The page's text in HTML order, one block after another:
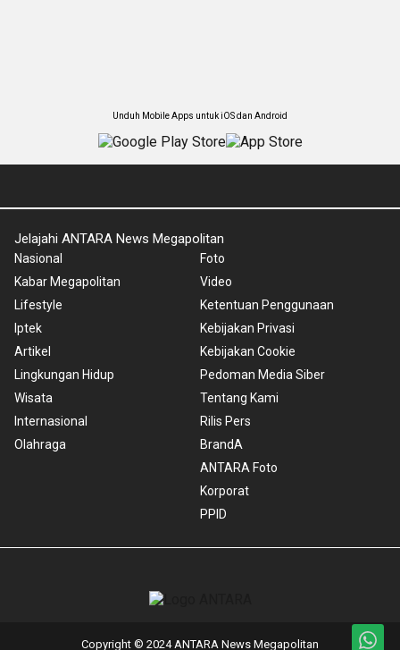
Unduh Mobile Apps untuk iOS dan Android
Jelajahi ANTARA News Megapolitan
Nasional
Kabar Megapolitan
Lifestyle
Iptek
Artikel
Lingkungan Hidup
Wisata
Internasional
Olahraga
Foto
Video
Ketentuan Penggunaan
Kebijakan Privasi
Kebijakan Cookie
Pedoman Media Siber
Tentang Kami
Rilis Pers
BrandA
ANTARA Foto
Korporat
PPID
Copyright © 2024 ANTARA News Megapolitan